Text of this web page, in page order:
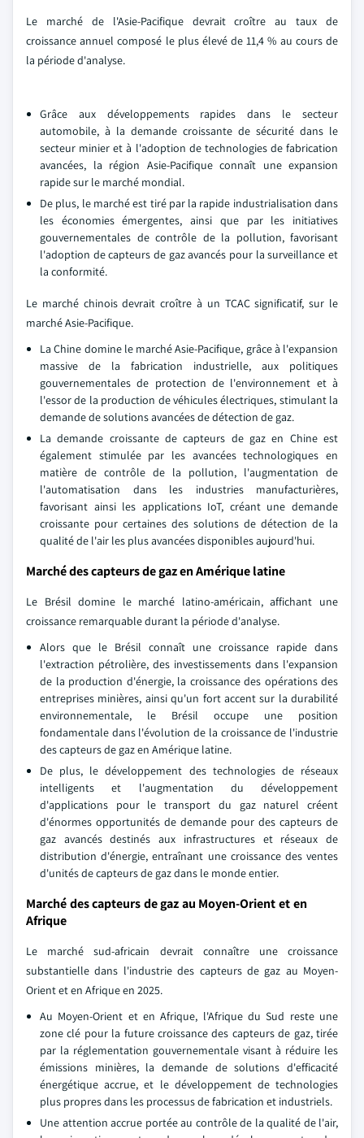
Le marché de l'Asie-Pacifique devrait croître au taux de
croissance annuel composé le plus élevé de 11,4 % au cours de
la période d'analyse.
Grâce aux développements rapides dans le secteur
automobile, à la demande croissante de sécurité dans le
secteur minier et à l'adoption de technologies de fabrication
avancées, la région Asie-Pacifique connaît une expansion
rapide sur le marché mondial.
De plus, le marché est tiré par la rapide industrialisation dans
les économies émergentes, ainsi que par les initiatives
gouvernementales de contrôle de la pollution, favorisant
l'adoption de capteurs de gaz avancés pour la surveillance et
la conformité.
Le marché chinois devrait croître à un TCAC significatif, sur le
marché Asie-Pacifique.
La Chine domine le marché Asie-Pacifique, grâce à l'expansion
massive de la fabrication industrielle, aux politiques
gouvernementales de protection de l'environnement et à
l'essor de la production de véhicules électriques, stimulant la
demande de solutions avancées de détection de gaz.
La demande croissante de capteurs de gaz en Chine est
également stimulée par les avancées technologiques en
matière de contrôle de la pollution, l'augmentation de
l'automatisation dans les industries manufacturières,
favorisant ainsi les applications IoT, créant une demande
croissante pour certaines des solutions de détection de la
qualité de l'air les plus avancées disponibles aujourd'hui.
Marché des capteurs de gaz en Amérique latine
Le Brésil domine le marché latino-américain, affichant une
croissance remarquable durant la période d'analyse.
Alors que le Brésil connaît une croissance rapide dans
l'extraction pétrolière, des investissements dans l'expansion
de la production d'énergie, la croissance des opérations des
entreprises minières, ainsi qu'un fort accent sur la durabilité
environnementale, le Brésil occupe une position
fondamentale dans l'évolution de la croissance de l'industrie
des capteurs de gaz en Amérique latine.
De plus, le développement des technologies de réseaux
intelligents et l'augmentation du développement
d'applications pour le transport du gaz naturel créent
d'énormes opportunités de demande pour des capteurs de
gaz avancés destinés aux infrastructures et réseaux de
distribution d'énergie, entraînant une croissance des ventes
d'unités de capteurs de gaz dans le monde entier.
Marché des capteurs de gaz au Moyen-Orient et en
Afrique
Le marché sud-africain devrait connaître une croissance
substantielle dans l'industrie des capteurs de gaz au Moyen-
Orient et en Afrique en 2025.
Au Moyen-Orient et en Afrique, l'Afrique du Sud reste une
zone clé pour la future croissance des capteurs de gaz, tirée
par la réglementation gouvernementale visant à réduire les
émissions minières, la demande de solutions d'efficacité
énergétique accrue, et le développement de technologies
plus propres dans les processus de fabrication et industriels.
Une attention accrue portée au contrôle de la qualité de l'air,